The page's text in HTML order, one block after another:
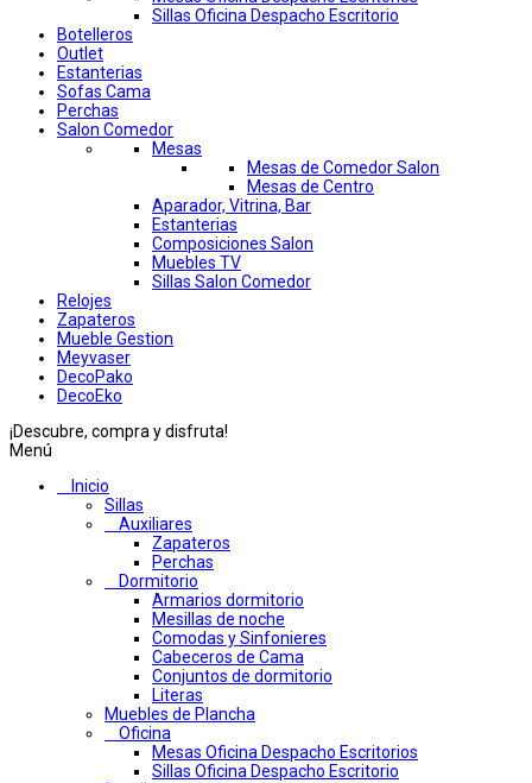
Sillas Oficina Despacho Escritorio
Botelleros
Outlet
Estanterias
Sofas Cama
Perchas
Salon Comedor
Mesas
Mesas de Comedor Salon
Mesas de Centro
Aparador, Vitrina, Bar
Estanterias
Composiciones Salon
Muebles TV
Sillas Salon Comedor
Relojes
Zapateros
Mueble Gestion
Meyvaser
DecoPako
DecoEko
¡Descubre, compra y disfruta!
Menú
Inicio
Sillas
Auxiliares
Zapateros
Perchas
Dormitorio
Armarios dormitorio
Mesillas de noche
Comodas y Sinfonieres
Cabeceros de Cama
Conjuntos de dormitorio
Literas
Muebles de Plancha
Oficina
Mesas Oficina Despacho Escritorios
Sillas Oficina Despacho Escritorio